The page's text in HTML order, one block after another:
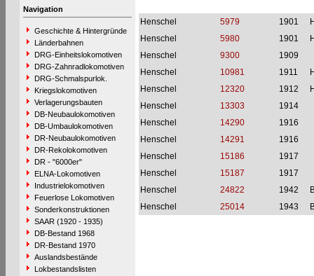
Navigation
Geschichte & Hintergründe
Länderbahnen
DRG-Einheitslokomotiven
DRG-Zahnradlokomotiven
DRG-Schmalspurlok.
Kriegslokomotiven
Verlagerungsbauten
DB-Neubaulokomotiven
DB-Umbaulokomotiven
DR-Neubaulokomotiven
DR-Rekolokomotiven
DR - "6000er"
ELNA-Lokomotiven
Industrielokomotiven
Feuerlose Lokomotiven
Sonderkonstruktionen
SAAR (1920 - 1935)
DB-Bestand 1968
DR-Bestand 1970
Auslandsbestände
Lokbestandslisten
Henschel 5979 1901
Henschel
5980 1901
Henschel
9300
1909
Henschel
10981 1911
Henschel
12320 1912
Henschel
13303
1914
Henschel
14290
1916
Henschel
14291
1916
Henschel
15186
1917
Henschel
15187
1917
Henschel
24822 1942
Henschel
25014 1943